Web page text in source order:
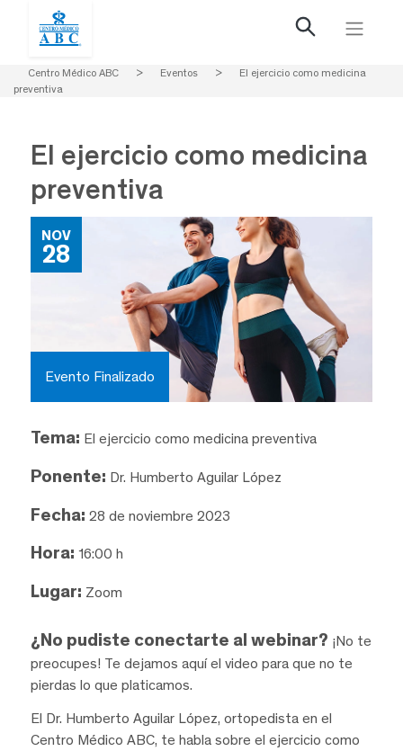
Centro Médico ABC > Eventos >
El ejercicio como medicina
preventiva
El ejercicio como medicina
preventiva
NOV
28
Evento Finalizado
Tema: El ejercicio como medicina preventiva
Ponente: Dr. Humberto Aguilar López
Fecha: 28 de noviembre 2023
Hora: 16:00 h
Lugar: Zoom
¿No pudiste conectarte al webinar? ¡No te
preocupes! Te dejamos aquí el video para que no te
pierdas lo que platicamos.
El Dr. Humberto Aguilar López, ortopedista en el
Centro Médico ABC, te habla sobre el ejercicio como